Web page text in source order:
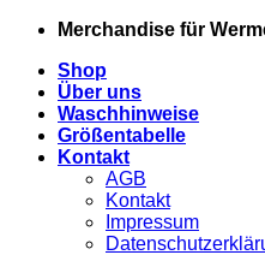
Zum
springen
Merchandise für
Shop
Über uns
Waschhinweise
Größentabelle
Kontakt
AGB
Kontakt
Impressum